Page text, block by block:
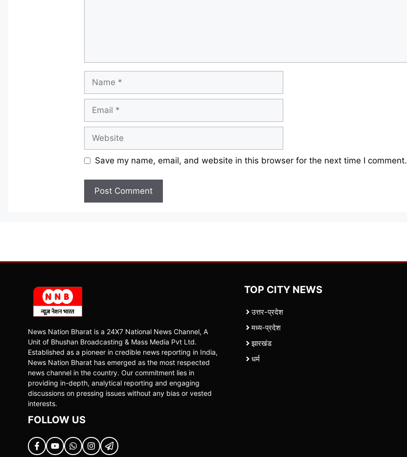
Name
Email
Website
Save my name, email, and website in this browser for the next time I comment.
News Nation Bharat is a 24X7 National News Channel, A
Unit of Bhushan Broadcasting & Mass Media Pvt Ltd.
Established as a pioneer in credible news reporting in India,
News Nation Bharat has emerged as the most respected
news channel in the country. Our commitment lies in
providing in-depth, analytical reporting and engaging
discussions on pressing issues without any bias or vested
interests.
FOLLOW US
TOP CITY NEWS
उत्तर-प्रदेश
मध्य-प्रदेश
झारखंड
धर्म